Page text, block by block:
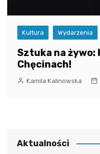
Kultura Wydarzenia
Sztuka na żywo:
Chęcinach!
Kamila Kalinowska
Aktualności